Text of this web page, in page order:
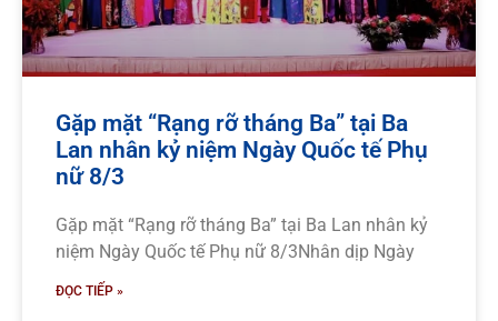
Gặp mặt “Rạng rỡ tháng Ba” tại Ba
Lan nhân kỷ niệm Ngày Quốc tế Phụ
nữ 8/3
Gặp mặt “Rạng rỡ tháng Ba” tại Ba Lan nhân kỷ
niệm Ngày Quốc tế Phụ nữ 8/3Nhân dịp Ngày
ĐỌC TIẾP »